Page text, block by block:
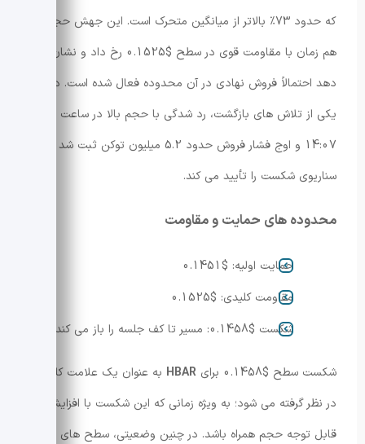
که حدود 73٪ بالاتر از میانگین متحرک است. این جهش حجمی
هم زمان با مقاومت قوی در سطح $0.1525 رخ داد و نشان می
دهد احتمالاً فروش نهادی در آن محدوده فعال شده است. در
یکی از تلاش های بازگشت، رد شدگی با حجم بالا در ساعت
14:07 و اوج فشار فروش حدود 5.2 میلیون توکن ثبت شد که
سناریوی شکست را تأیید می کند.
محدوده های حمایت و مقاومت
حمایت اولیه: $0.1451
مقاومت کلیدی: $0.1525
شکست $0.1458: مسیر تا کف جلسه را باز می کند
شکست سطح $0.1458 برای HBAR به عنوان یک علامت کلیدی
در نظر گرفته می شود؛ به ویژه زمانی که این شکست با افزایش
قابل توجه حجم همراه باشد. در چنین وضعیتی، سطح های قبلی